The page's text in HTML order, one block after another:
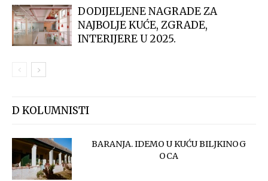
DODIJELJENE NAGRADE ZA
NAJBOLJE KUĆE, ZGRADE,
INTERIJERE U 2025.
D KOLUMNISTI
BARANJA. IDEMO U KUĆU BILJKINOG
OCA